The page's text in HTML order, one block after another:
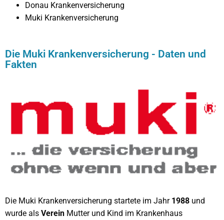
Donau Krankenversicherung
Muki Krankenversicherung
Die Muki Krankenversicherung - Daten und
Fakten
Die Muki Krankenversicherung startete im Jahr 1988 und
wurde als Verein Mutter und Kind im Krankenhaus